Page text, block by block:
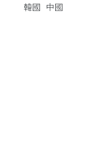
韓國 中國